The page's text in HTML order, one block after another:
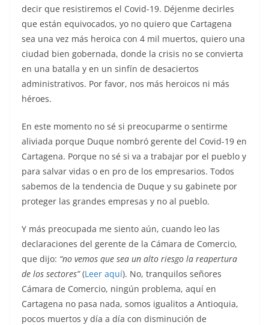
decir que resistiremos el Covid-19. Déjenme decirles
que están equivocados, yo no quiero que Cartagena
sea una vez más heroica con 4 mil muertos, quiero una
ciudad bien gobernada, donde la crisis no se convierta
en una batalla y en un sinfín de desaciertos
administrativos. Por favor, nos más heroicos ni más
héroes.
En este momento no sé si preocuparme o sentirme
aliviada porque Duque nombró gerente del Covid-19 en
Cartagena. Porque no sé si va a trabajar por el pueblo y
para salvar vidas o en pro de los empresarios. Todos
sabemos de la tendencia de Duque y su gabinete por
proteger las grandes empresas y no al pueblo.
Y más preocupada me siento aún, cuando leo las
declaraciones del gerente de la Cámara de Comercio,
que dijo: “no vemos que sea un alto riesgo la reapertura
de los sectores”(Leer aquí). No, tranquilos señores
Cámara de Comercio, ningún problema, aquí en
Cartagena no pasa nada, somos igualitos a Antioquia,
pocos muertos y día a día con disminución de